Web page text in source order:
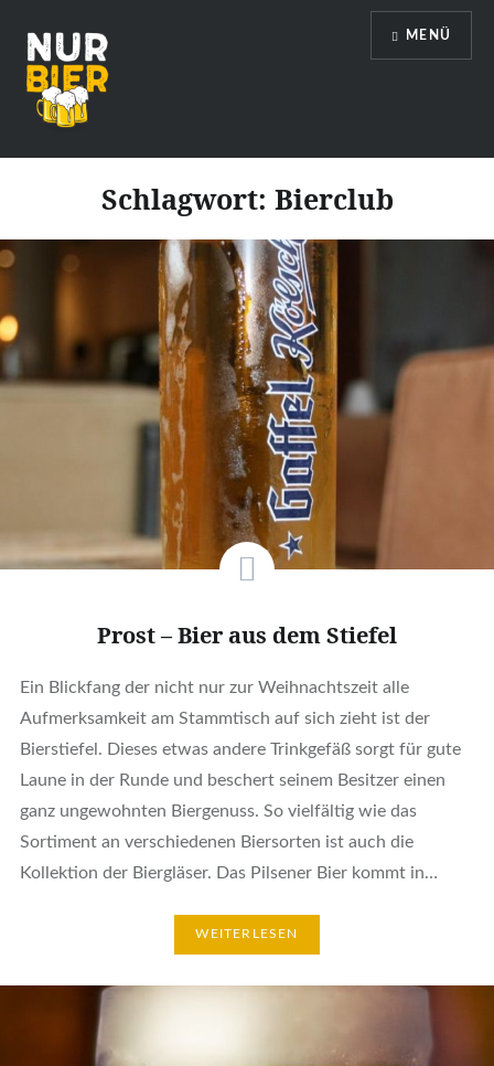
zum
Inhalt
Nur Bier
MENÜ
Schlagwort: Bierclub
Prost – Bier aus dem Stiefel
Ein Blickfang der nicht nur zur Weihnachtszeit alle
Aufmerksamkeit am Stammtisch auf sich zieht ist der
Bierstiefel. Dieses etwas andere Trinkgefäß sorgt für gute
Laune in der Runde und beschert seinem Besitzer einen
ganz ungewohnten Biergenuss. So vielfältig wie das
Sortiment an verschiedenen Biersorten ist auch die
Kollektion der Biergläser. Das Pilsener Bier kommt in…
WEITERLESEN